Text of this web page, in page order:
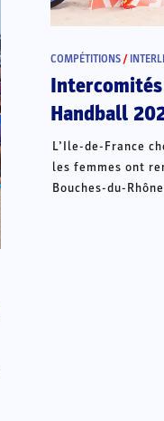
COMPÉTITIONS /
Handball
L’Ile-de-France
les femmes ont
Bouches-du-